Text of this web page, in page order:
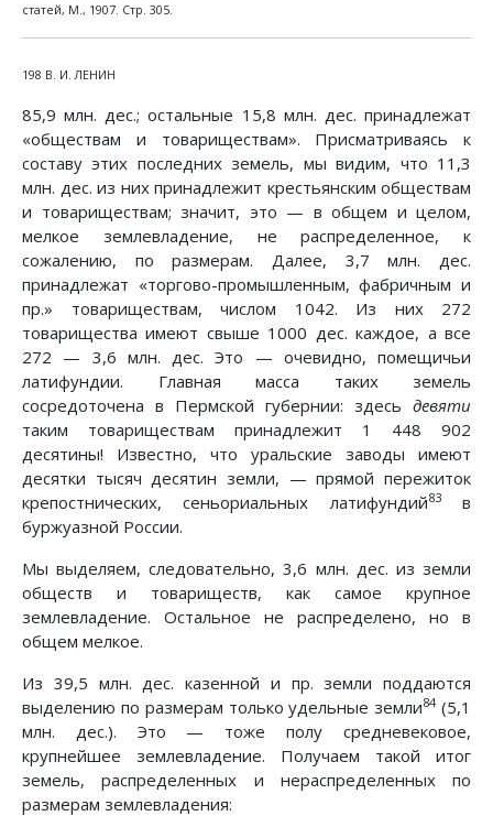
статей, М., 1907. Стр. 305.
198 В. И. ЛЕНИН
85,9 млн. дес.; остальные 15,8 млн. дес. принадлежат
«обществам и товариществам». Присматриваясь к
составу этих последних земель, мы видим, что 11,3
млн. дес. из них принадлежит крестьянским обществам
и товариществам; значит, это — в общем и целом,
мелкое землевладение, не распределенное, к
сожалению, по размерам. Далее, 3,7 млн. дес.
принадлежат «торгово-промышленным, фабричным и
пр.» товариществам, числом 1042. Из них 272
товарищества имеют свыше 1000 дес. каждое, а все
272 — 3,6 млн. дес. Это — очевидно, помещичьи
латифундии. Главная масса таких земель
сосредоточена в Пермской губернии: здесь девяти
таким товариществам принадлежит 1 448 902
десятины! Известно, что уральские заводы имеют
десятки тысяч десятин земли, — прямой пережиток
крепостнических, сеньориальных латифундий83в
буржуазной России.
Мы выделяем, следовательно, 3,6 млн. дес. из земли
обществ и товариществ, как самое крупное
землевладение. Остальное не распределено, но в
общем мелкое.
Из 39,5 млн. дес. казенной и пр. земли поддаются
выделению по размерам только удельные земли84(5,1
млн. дес.). Это — тоже полу средневековое,
крупнейшее землевладение. Получаем такой итог
земель, распределенных и нераспределенных по
размерам землевладения: